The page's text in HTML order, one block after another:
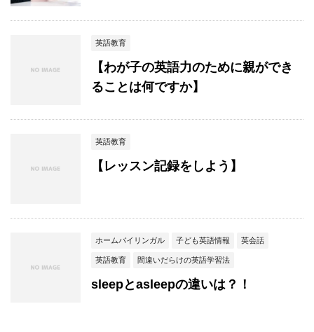
英語教育
【わが子の英語力のために親ができ
ることは何ですか】
英語教育
【レッスン記録をしよう】
ホームバイリンガル 子ども英語情報 英会話
英語教育 間違いだらけの英語学習法
sleepとasleepの違いは？！